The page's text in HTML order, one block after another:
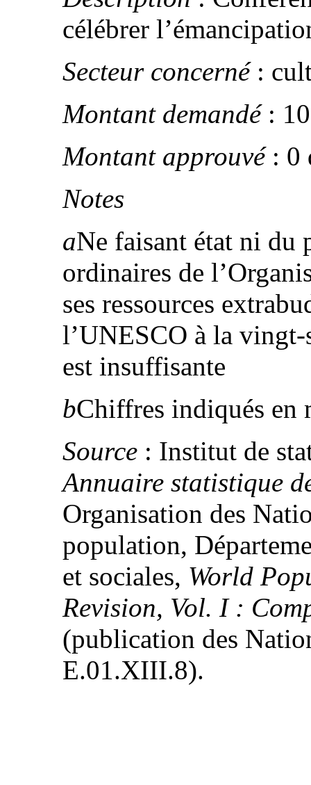
célébrer
Secteur concerné :
Montant demandé :
Montant approuvé : 0
Notes
aNe faisant état ni du
ordinaires de
ses ressources
l’UNESCO à la
est insuffisante
bChiffres indiqués
Source : Institut de
Annuaire statistique
Organisation des
population,
et sociales, World
Revision, Vol. I :
(publication des
E.01.XIII.8).